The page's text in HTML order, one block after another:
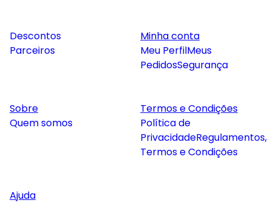
Descontos
Parceiros
Minha conta
Meu PerfilMeus
PedidosSegurança
Sobre
Quem somos
Termos e Condições
Política de
PrivacidadeRegulamentos,
Termos e Condições
Ajuda